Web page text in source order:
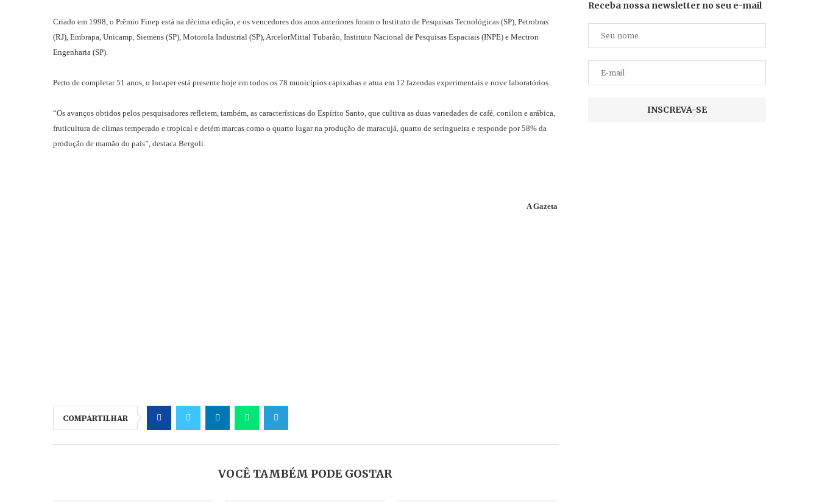
Criado em 1998, o Prêmio Finep está na décima edição, e os vencedores dos anos anteriores foram o Instituto de Pesquisas Tecnológicas (SP), Petrobras
(RJ), Embrapa, Unicamp, Siemens (SP), Motorola Industrial (SP), ArcelorMittal Tubarão, Instituto Nacional de Pesquisas Espaciais (INPE) e Mectron
Engenharia (SP).
Perto de completar 51 anos, o Incaper está presente hoje em todos os 78 municípios capixabas e atua em 12 fazendas experimentais e nove laboratórios.
“Os avanços obtidos pelos pesquisadores refletem, também, as características do Espírito Santo, que cultiva as duas variedades de café, conilon e arábica,
fruticultura de climas temperado e tropical e detém marcas como o quarto lugar na produção de maracujá, quarto de seringueira e responde por 58% da
produção de mamão do país”, destaca Bergoli.
A Gazeta
COMPARTILHAR
VOCÊ TAMBÉM PODE GOSTAR
Receba nossa newsletter no seu e-mail